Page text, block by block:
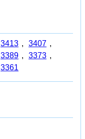
3413 , 3407 ,
3389 , 3373 ,
3361